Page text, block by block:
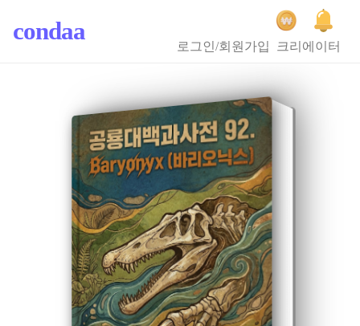
condaa
로그인/회원가입 크리에이터